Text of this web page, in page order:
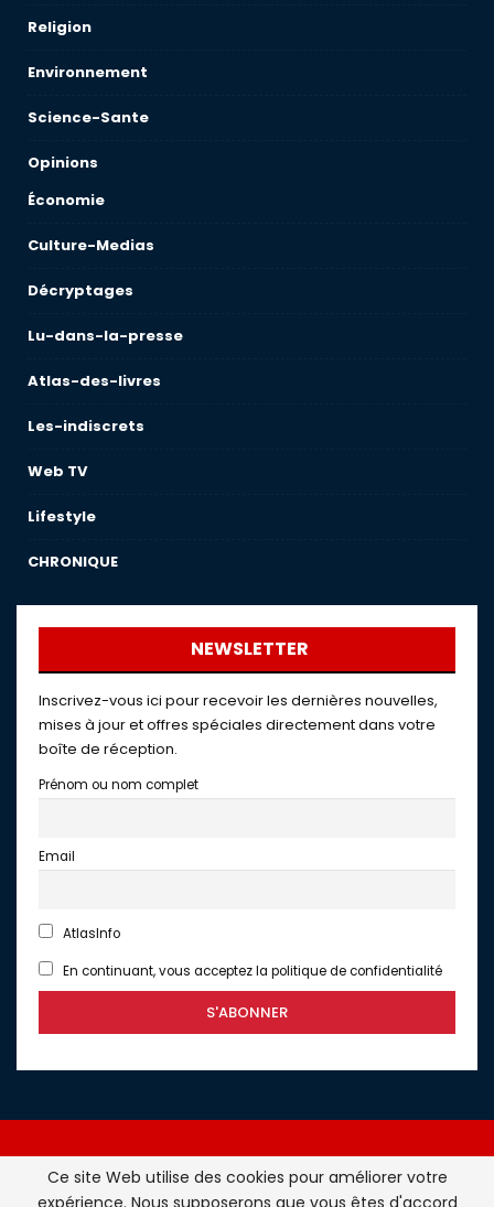
Religion
Environnement
Science-Sante
Opinions
Économie
Culture-Medias
Décryptages
Lu-dans-la-presse
Atlas-des-livres
Les-indiscrets
Web TV
Lifestyle
CHRONIQUE
NEWSLETTER
Inscrivez-vous ici pour recevoir les dernières nouvelles,
mises à jour et offres spéciales directement dans votre
boîte de réception.
Prénom ou nom complet
Email
AtlasInfo
En continuant, vous acceptez la politique de confidentialité
Ce site Web utilise des cookies pour améliorer votre
expérience. Nous supposerons que vous êtes d'accord